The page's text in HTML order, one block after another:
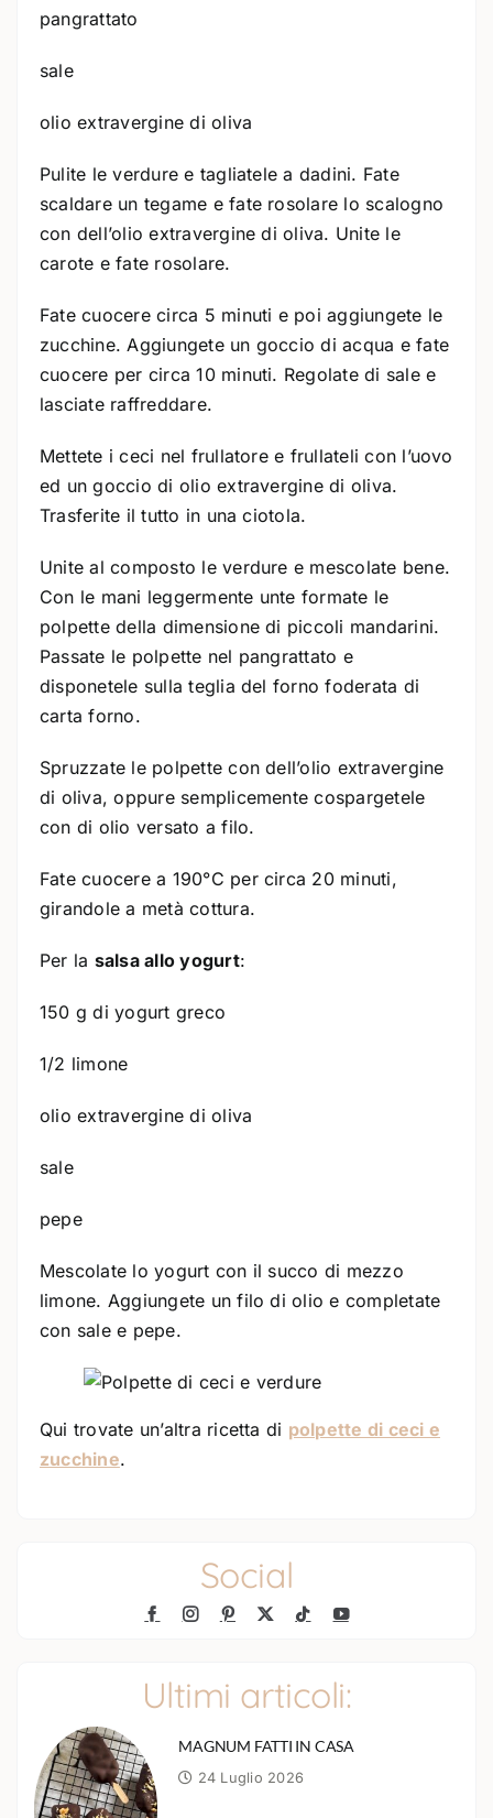
pangrattato
sale
olio extravergine di oliva
Pulite le verdure e tagliatele a dadini. Fate
scaldare un tegame e fate rosolare lo scalogno
con dell’olio extravergine di oliva. Unite le
carote e fate rosolare.
Fate cuocere circa 5 minuti e poi aggiungete le
zucchine. Aggiungete un goccio di acqua e fate
cuocere per circa 10 minuti. Regolate di sale e
lasciate raffreddare.
Mettete i ceci nel frullatore e frullateli con l’uovo
ed un goccio di olio extravergine di oliva.
Trasferite il tutto in una ciotola.
Unite al composto le verdure e mescolate bene.
Con le mani leggermente unte formate le
polpette della dimensione di piccoli mandarini.
Passate le polpette nel pangrattato e
disponetele sulla teglia del forno foderata di
carta forno.
Spruzzate le polpette con dell’olio extravergine
di oliva, oppure semplicemente cospargetele
con di olio versato a filo.
Fate cuocere a 190°C per circa 20 minuti,
girandole a metà cottura.
Per la salsa allo yogurt:
150 g di yogurt greco
1/2 limone
olio extravergine di oliva
sale
pepe
Mescolate lo yogurt con il succo di mezzo
limone. Aggiungete un filo di olio e completate
con sale e pepe.
Qui trovate un’altra ricetta di polpette di ceci e
zucchine.
Social
Ultimi articoli:
MAGNUM FATTI IN CASA
24 Luglio 2026